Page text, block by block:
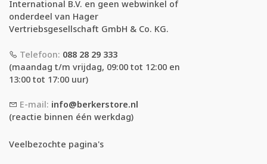
International B.V. en geen webwinkel of
onderdeel van Hager
Vertriebsgesellschaft GmbH & Co. KG.
Telefoon: 088 28 29 333
(maandag t/m vrijdag, 09:00 tot 12:00 en
13:00 tot 17:00 uur)
E-mail: info@berkerstore.nl
(reactie binnen één werkdag)
Veelbezochte pagina's